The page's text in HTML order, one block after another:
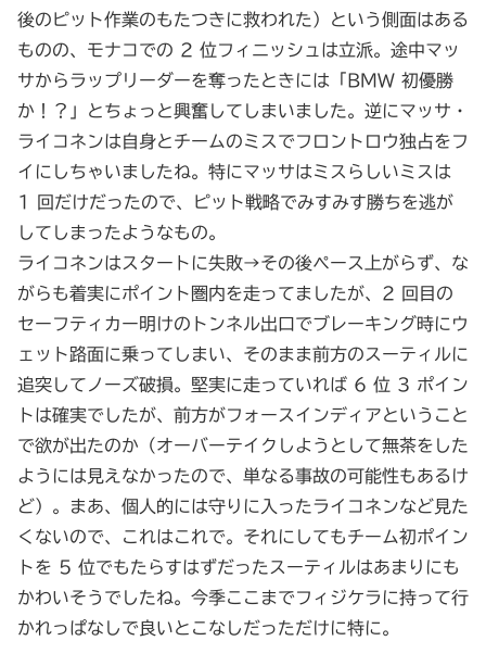
後のピット作業のもたつきに救われた）という側面はある
ものの、モナコでの 2 位フィニッシュは立派。途中マッ
サからラップリーダーを奪ったときには「BMW 初優勝
か！？」とちょっと興奮してしまいました。逆にマッサ・
ライコネンは自身とチームのミスでフロントロウ独占をフ
イにしちゃいましたね。特にマッサはミスらしいミスは
1 回だけだったので、ピット戦略でみすみす勝ちを逃が
してしまったようなもの。
ライコネンはスタートに失敗→その後ペース上がらず、な
がらも着実にポイント圏内を走ってましたが、2 回目の
セーフティカー明けのトンネル出口でブレーキング時にウ
ェット路面に乗ってしまい、そのまま前方のスーティルに
追突してノーズ破損。堅実に走っていれば 6 位 3 ポイン
トは確実でしたが、前方がフォースインディアということ
で欲が出たのか（オーバーテイクしようとして無茶をした
ようには見えなかったので、単なる事故の可能性もあるけ
ど）。まあ、個人的には守りに入ったライコネンなど見た
くないので、これはこれで。それにしてもチーム初ポイン
トを 5 位でもたらすはずだったスーティルはあまりにも
かわいそうでしたね。今季ここまでフィジケラに持って行
かれっぱなしで良いとこなしだっただけに特に。